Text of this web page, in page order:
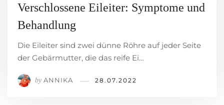
Verschlossene Eileiter: Symptome und
Behandlung
Die Eileiter sind zwei dünne Röhre auf jeder Seite
der Gebärmutter, die das reife Ei…
by ANNIKA 28.07.2022